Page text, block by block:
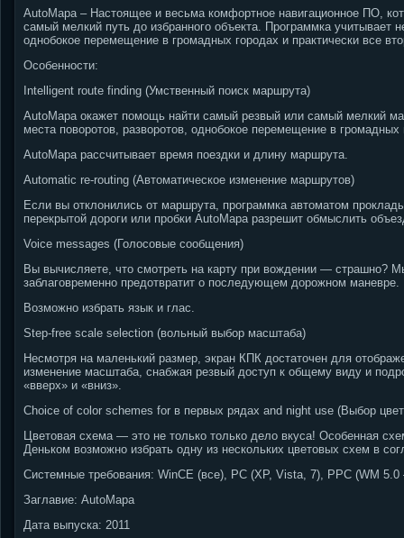
AutoMapa – Настоящее и весьма комфортное навигационное ПО,
самый мелкий путь до избранного объекта. Программка учитывает
однобокое перемещение в громадных городах и практически все
Особенности:
Intelligent route finding (Умственный поиск маршрута)
AutoMapa окажет помощь найти самый резвый или самый мелкий
места поворотов, разворотов, однобокое перемещение в
AutoMapa рассчитывает время поездки и длину маршрута.
Automatic re-routing (Автоматическое изменение маршрутов)
Если вы отклонились от маршрута, программка автоматом
перекрытой дороги или пробки AutoMapa разрешит обмыслить
Voice messages (Голосовые сообщения)
Вы вычисляете, что смотреть на карту при вождении — страшно?
заблаговременно предотвратит о последующем дорожном маневре.
Возможно избрать язык и глас.
Step-free scale selection (вольный выбор масштаба)
Несмотря на маленький размер, экран КПК достаточен для
изменение масштаба, снабжая резвый доступ к общему виду и
«вверх» и «вниз».
Choice of color schemes for в первых рядах and night use (Выбор
Цветовая схема — это не только только дело вкуса! Особенная
Деньком возможно избрать одну из нескольких цветовых схем в
Системные требования: WinCE (все), PC (XP, Vista, 7), PPC (WM
Заглавие: AutoMapa
Дата выпуска: 2011